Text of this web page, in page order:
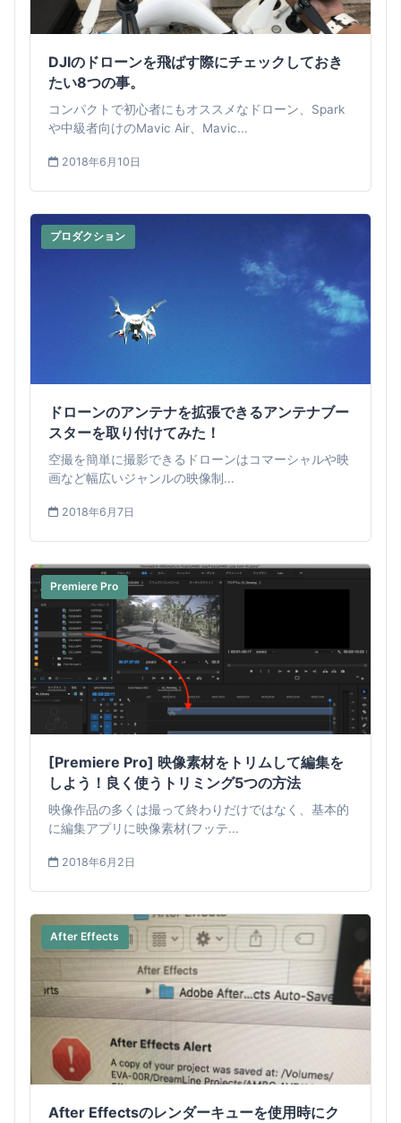
DJIのドローンを飛ばす際にチェックしておき
たい8つの事。
コンパクトで初心者にもオススメなドローン、Spark
や中級者向けのMavic Air、Mavic...
2018年6月10日
プロダクション
ドローンのアンテナを拡張できるアンテナブー
スターを取り付けてみた！
空撮を簡単に撮影できるドローンはコマーシャルや映
画など幅広いジャンルの映像制...
2018年6月7日
Premiere Pro
[Premiere Pro] 映像素材をトリムして編集を
しよう！良く使うトリミング5つの方法
映像作品の多くは撮って終わりだけではなく、基本的
に編集アプリに映像素材(フッテ...
2018年6月2日
After Effects
After Effectsのレンダーキューを使用時にク